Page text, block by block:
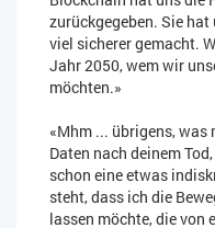
zurückgegeben. Sie hat
viel sicherer gemacht.
Jahr 2050, wem wir
möchten.»
«Mhm ... übrigens,
Daten nach deinem
schon eine etwas
steht, dass ich die
lassen möchte, die von